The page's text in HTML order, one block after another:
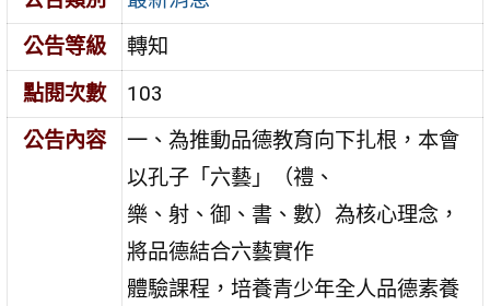
公告等級
轉知
點閱次數
103
公告內容
一、為推動品德教育向下扎根，本會
以孔子「六藝」（禮、
樂、射、御、書、數）為核心理念，
將品德結合六藝實作
體驗課程，培養青少年全人品德素養